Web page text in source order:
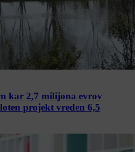
kar 2,7 milijona evrov
projekt vreden 6,5